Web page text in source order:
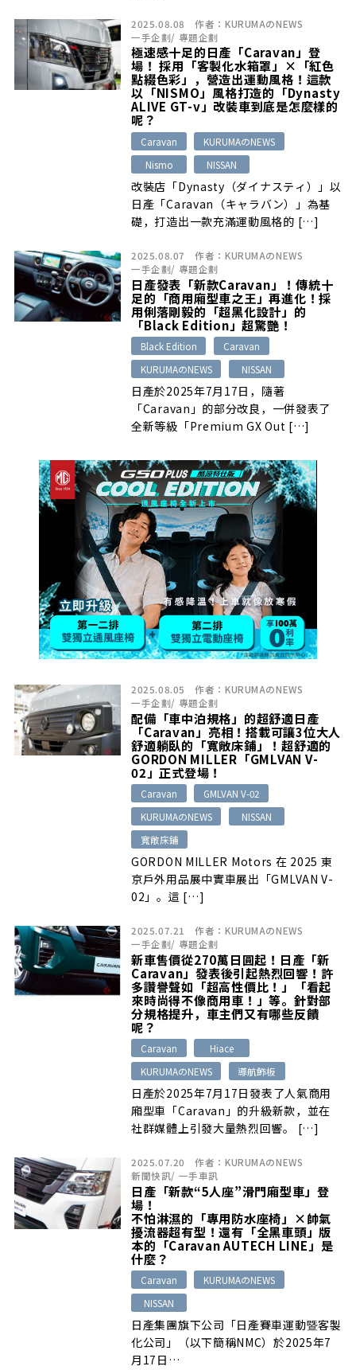
2025.08.08 作者： KURUMAのNEWS
一手企劃/ 專題企劃
極速感十足的日產「Caravan」登
場！ 採用「客製化水箱罩」×「紅色
點綴色彩」，營造出運動風格！這款
以「NISMO」風格打造的「Dynasty
ALIVE GT-v」改裝車到底是怎麼樣的
呢？
Caravan
KURUMAのNEWS
Nismo
NISSAN
改裝店「Dynasty（ダイナスティ）」以
日產「Caravan（キャラバン）」為基
礎，打造出一款充滿運動風格的 […]
2025.08.07 作者： KURUMAのNEWS
一手企劃/ 專題企劃
日產發表「新款Caravan」！傳統十
足的「商用廂型車之王」再進化！採
用俐落剛毅的「超黑化設計」的
「Black Edition」超驚艷！
Black Edition
Caravan
KURUMAのNEWS
NISSAN
日產於2025年7月17日，隨著
「Caravan」的部分改良，一併發表了
全新等級「Premium GX Out […]
2025.08.05 作者： KURUMAのNEWS
一手企劃/ 專題企劃
配備「車中泊規格」的超舒適日產
「Caravan」亮相！搭載可讓3位大人
舒適躺臥的「寬敞床鋪」！超舒適的
GORDON MILLER「GMLVAN V-
02」正式登場！
Caravan
GMLVAN V-02
KURUMAのNEWS
NISSAN
寬敞床鋪
GORDON MILLER Motors 在 2025 東
京戶外用品展中實車展出「GMLVAN V-
02」。這 […]
2025.07.21 作者： KURUMAのNEWS
一手企劃/ 專題企劃
新車售價從270萬日圓起！日產「新
Caravan」發表後引起熱烈回響！許
多讚譽聲如「超高性價比！」「看起
來時尚得不像商用車！」等。針對部
分規格提升，車主們又有哪些反饋
呢？
Caravan
Hiace
KURUMAのNEWS
導航飾板
日產於2025年7月17日發表了人氣商用
廂型車「Caravan」的升級新款，並在
社群媒體上引發大量熱烈回響。 […]
2025.07.20 作者： KURUMAのNEWS
新聞快訊/ 一手車訊
日產「新款“5人座”滑門廂型車」登
場！
不怕淋濕的「專用防水座椅」×帥氣
擾流器超有型！還有「全黑車頭」版
本的「Caravan AUTECH LINE」是
什麼？
Caravan
KURUMAのNEWS
NISSAN
日產集團旗下公司「日產賽車運動暨客製
化公司」（以下簡稱NMC）於2025年7
月17日…